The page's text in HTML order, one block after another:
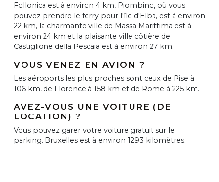
Follonica est à environ 4 km, Piombino, où vous
pouvez prendre le ferry pour l'île d'Elba, est à environ
22 km, la charmante ville de Massa Marittima est à
environ 24 km et la plaisante ville côtière de
Castiglione della Pescaia est à environ 27 km.
VOUS VENEZ EN AVION ?
Les aéroports les plus proches sont ceux de Pise à
106 km, de Florence à 158 km et de Rome à 225 km.
AVEZ-VOUS UNE VOITURE (DE
LOCATION) ?
Vous pouvez garer votre voiture gratuit sur le
parking. Bruxelles est à environ 1293 kilomètres.